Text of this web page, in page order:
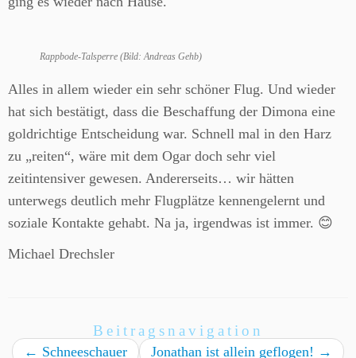
Rappbode-Talsperre (Bild: Andreas Gehb)
Alles in allem wieder ein sehr schöner Flug. Und wieder
hat sich bestätigt, dass die Beschaffung der Dimona eine
goldrichtige Entscheidung war. Schnell mal in den Harz
zu „reiten“, wäre mit dem Ogar doch sehr viel
zeitintensiver gewesen. Andererseits… wir hätten
unterwegs deutlich mehr Flugplätze kennengelernt und
soziale Kontakte gehabt. Na ja, irgendwas ist immer. 😊
Michael Drechsler
Beitragsnavigation
← Schneeschauer Jonathan ist allein geflogen! →